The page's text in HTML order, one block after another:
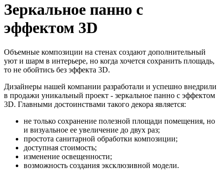
Зеркальное панно с
эффектом 3D
Объемные композиции на стенах создают дополнительный
уют и шарм в интерьере, но когда хочется сохранить площадь,
то не обойтись без эффекта 3D.
Дизайнеры нашей компании разработали и успешно внедрили
в продажи уникальный проект - зеркальное панно с эффектом
3D. Главными достоинствами такого декора является:
не только сохранение полезной площади помещения, но
и визуальное ее увеличение до двух раз;
простота санитарной обработки композиции;
доступная стоимость;
изменение освещенности;
возможность создания эксклюзивной модели.